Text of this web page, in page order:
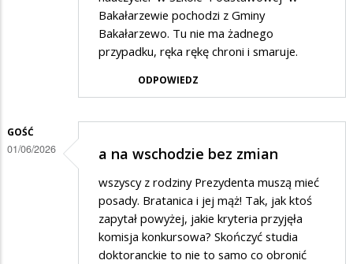
Bakałarzewie pochodzi z Gminy
Bakałarzewo. Tu nie ma żadnego
przypadku, ręka rękę chroni i smaruje.
ODPOWIEDZ
GOŚĆ
01/06/2026 a na wschodzie bez zmian
wszyscy z rodziny Prezydenta muszą mieć
posady. Bratanica i jej mąż! Tak, jak ktoś
zapytał powyżej, jakie kryteria przyjęła
komisja konkursowa? Skończyć studia
doktoranckie to nie to samo co obronić